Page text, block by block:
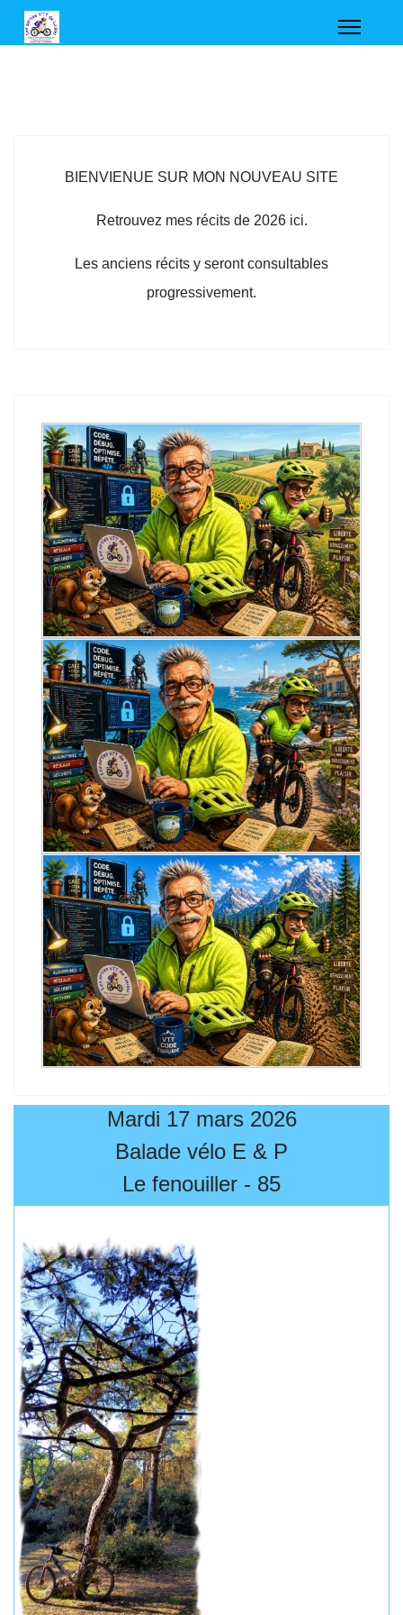
BIENVIENUE SUR MON NOUVEAU SITE
Retrouvez mes récits de 2026 ici.
Les anciens récits y seront consultables
progressivement.
Mardi 17 mars 2026
Balade vélo E & P
Le fenouiller - 85